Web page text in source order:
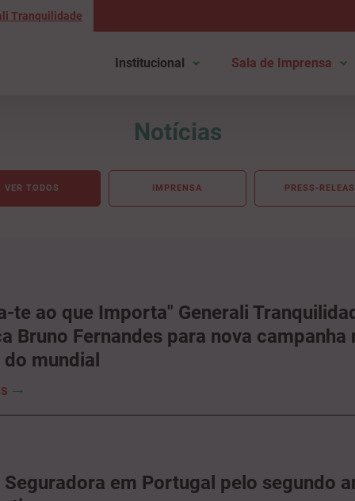
Tranquilidade
Institucional Sala de Imprensa
Notícias
VER TODOS IMPRENSA PRESS-
te ao que Importa" Generali
Bruno Fernandes para nova campanha
mundial
em Portugal pelo segundo